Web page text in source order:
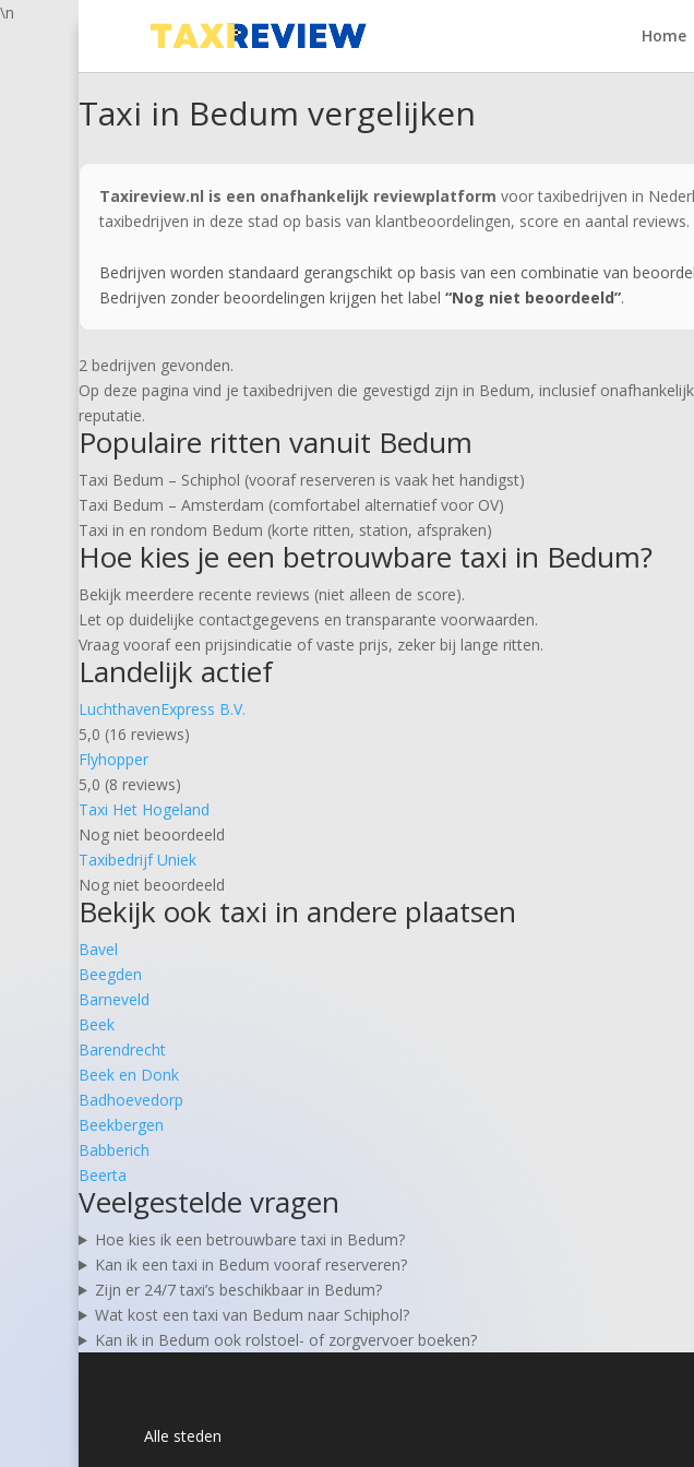
\n
Home
Taxi in Bedum vergelijken
Taxireview.nl is een onafhankelijk reviewplatform voor taxibedrijven in
taxibedrijven in deze stad op basis van klantbeoordelingen, score en aantal reviews.
Bedrijven worden standaard gerangschikt op basis van een combinatie van
Bedrijven zonder beoordelingen krijgen het label “Nog niet beoordeeld”.
2 bedrijven gevonden.
Op deze pagina vind je taxibedrijven die gevestigd zijn in Bedum, inclusief
reputatie.
Populaire ritten vanuit Bedum
Taxi Bedum – Schiphol (vooraf reserveren is vaak het handigst)
Taxi Bedum – Amsterdam (comfortabel alternatief voor OV)
Taxi in en rondom Bedum (korte ritten, station, afspraken)
Hoe kies je een betrouwbare taxi in Bedum?
Bekijk meerdere recente reviews (niet alleen de score).
Let op duidelijke contactgegevens en transparante voorwaarden.
Vraag vooraf een prijsindicatie of vaste prijs, zeker bij lange ritten.
Landelijk actief
LuchthavenExpress B.V.
5,0 (16 reviews)
Flyhopper
5,0 (8 reviews)
Taxi Het Hogeland
Nog niet beoordeeld
Taxibedrijf Uniek
Nog niet beoordeeld
Bekijk ook taxi in andere plaatsen
Bavel
Beegden
Barneveld
Beek
Barendrecht
Beek en Donk
Badhoevedorp
Beekbergen
Babberich
Beerta
Veelgestelde vragen
Hoe kies ik een betrouwbare taxi in Bedum?
Kan ik een taxi in Bedum vooraf reserveren?
Zijn er 24/7 taxi’s beschikbaar in Bedum?
Wat kost een taxi van Bedum naar Schiphol?
Kan ik in Bedum ook rolstoel- of zorgvervoer boeken?
Alle steden